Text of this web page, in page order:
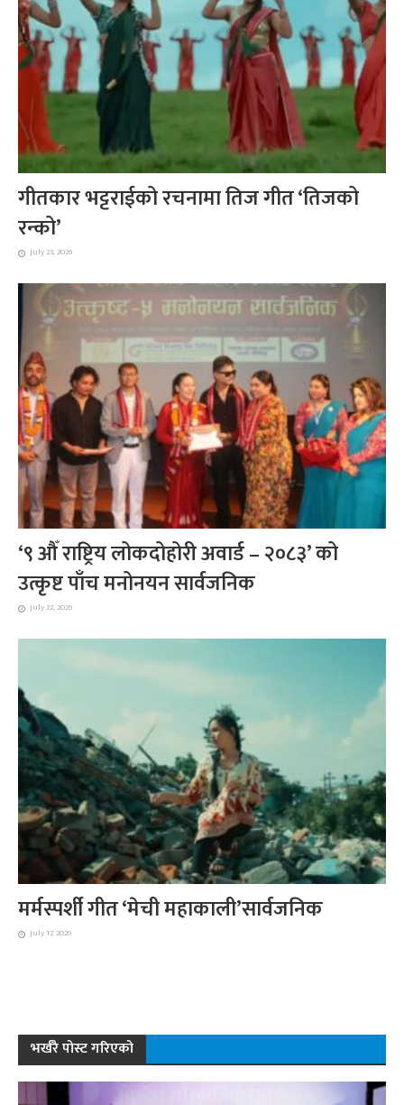
गीतकार भट्टराईको रचनामा तिज गीत ‘तिजको
रन्को’
July 23, 2026
‘९ औँ राष्ट्रिय लोकदोहोरी अवार्ड – २०८३’ को
उत्कृष्ट पाँच मनोनयन सार्वजनिक
July 22, 2026
मर्मस्पर्शी गीत ‘मेची महाकाली’सार्वजनिक
July 17, 2026
भर्खरै पोस्ट गरिएको